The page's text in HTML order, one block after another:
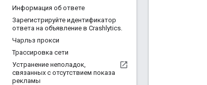
Информация об ответе
Зарегистрируйте идентификатор
ответа на объявление в Crashlytics.
Чарльз прокси
Трассировка сети
Устранение неполадок,
связанных с отсутствием показа
рекламы